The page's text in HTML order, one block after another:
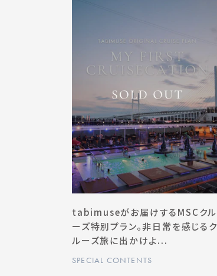
tabimuseがお届けするMSCクル
ーズ特別プラン。非日常を感じるク
ルーズ旅に出かけよ...
SPECIAL CONTENTS